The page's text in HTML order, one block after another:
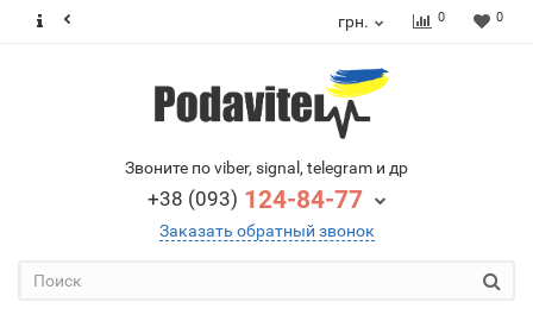
грн. 0 0
Звоните по viber, signal, telegram и др
+38 (093) 124-84-77
Заказать обратный звонок